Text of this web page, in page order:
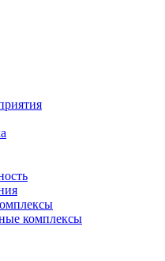
комплексы